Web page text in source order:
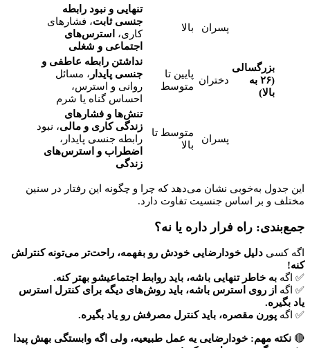
پسران بالا
تنهایی و نبود رابطه
جنسی ثابت، فشارهای
کاری، استرس‌های
اجتماعی و شغلی
بزرگسالی
(۲۶ به
بالا)
دختران
پایین تا
متوسط
نداشتن رابطه عاطفی و
جنسی پایدار ، مسائل
روانی و استرس،
احساس گناه یا شرم
پسران
متوسط تا
بالا
تنش‌ها و فشارهای
زندگی کاری و مالی، نبود
رابطه جنسی پایدار،
اضطراب و استرس‌های
زندگی
این جدول به‌خوبی نشان می‌دهد که چرا و چگونه این رفتار در سنین
مختلف و بر اساس جنسیت تفاوت دارد.
جمع‌بندی: راه فرار داره یا نه؟
اگه کسی دلیل خودارضایی خودش رو بفهمه، راحت‌تر می‌تونه کنترلش
کنه!
✅ اگه به خاطر تنهایی باشه، باید روابط اجتماعیشو بهتر کنه.
✅ اگه از روی استرس باشه، باید روش‌های دیگه برای کنترل استرس
یاد بگیره.
✅ اگه پورن مقصره، باید کنترل مصرفش رو یاد بگیره.
🔴 نکته مهم: خودارضایی یه عمل طبیعیه، ولی اگه وابستگی بهش پیدا